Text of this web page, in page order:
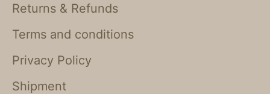
Returns & Refunds
Terms and conditions
Privacy Policy
Shipment